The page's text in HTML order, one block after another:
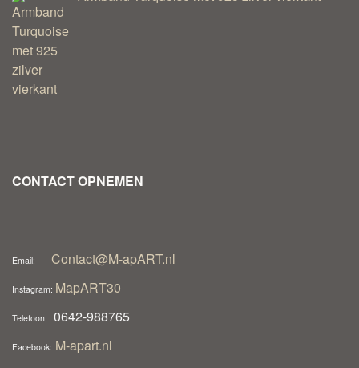
CONTACT OPNEMEN
Email: Contact@M-apART.nl
Instagram: MapART30
Telefoon: 0642-988765
Facebook: M-apart.nl